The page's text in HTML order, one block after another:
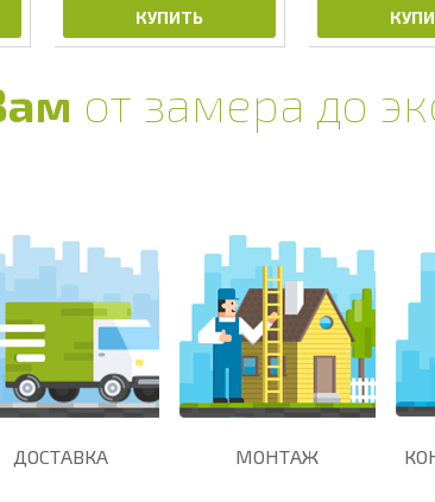
КУПИТЬ
от замера до
ДОСТАВКА МОНТАЖ